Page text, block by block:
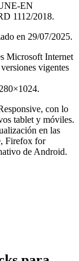
EN
1112/2018.
en 29/07/2025.
Microsoft Internet
vigentes
con lo
tablet y móviles.
en las
Firefox for
de Android.